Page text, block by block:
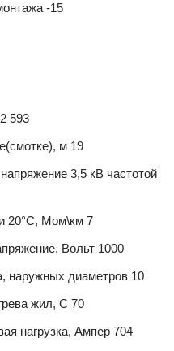
-15
593
м 19
3,5 кВ частотой
20°С, Мом\км 7
Вольт 1000
наружных диаметров 10
жил, С 70
нагрузка, Ампер 704